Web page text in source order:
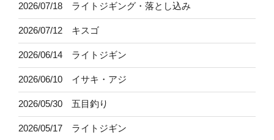
2026/07/18 ライトジギング・落とし込み
2026/07/12 キスゴ
2026/06/14 ライトジギン
2026/06/10 イサキ・アジ
2026/05/30 五目釣り
2026/05/17 ライトジギン